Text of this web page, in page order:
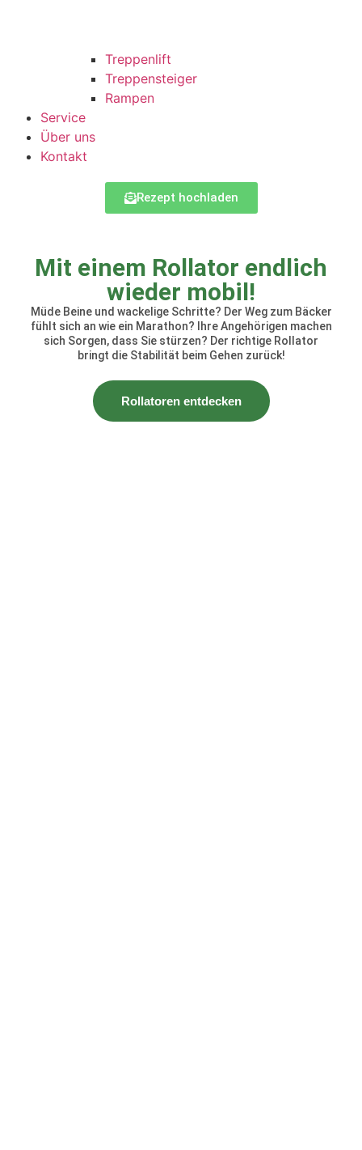
Treppenlift
Treppensteiger
Rampen
Service
Über uns
Kontakt
Rezept hochladen
Mit einem Rollator endlich
wieder mobil!
Müde Beine und wackelige Schritte? Der Weg zum Bäcker
fühlt sich an wie ein Marathon? Ihre Angehörigen machen
sich Sorgen, dass Sie stürzen? Der richtige Rollator
bringt die Stabilität beim Gehen zurück!
Rollatoren entdecken